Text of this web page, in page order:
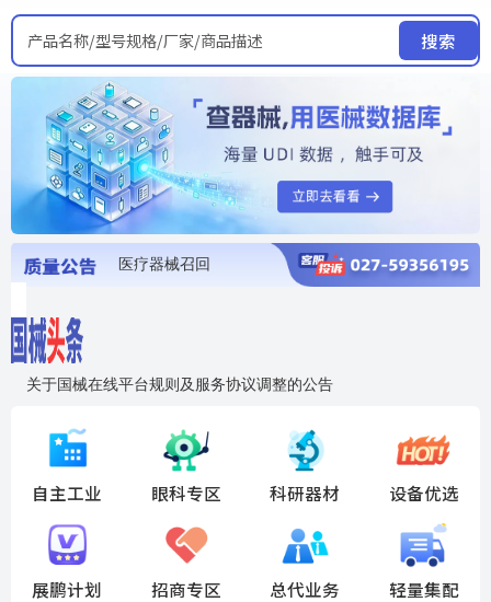
产品名称/型号规格/厂家/商品描述 搜索
医疗器械召回
关于国械在线平台规则及服务协议调整的公告
国药创研AED开启全国招商
自主工业 眼科专区 科研器材 设备优选
展鹏计划 招商专区 总代业务 轻量集配